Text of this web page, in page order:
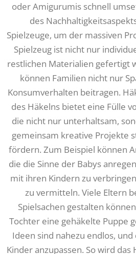
oder Amigurumis schnell
des
Spielzeuge, um der massiven
Spielzeug ist nicht nur
restlichen Materialien gefertigt
können Familien nicht nur
Konsumverhalten beitragen.
des Häkelns bietet eine Fülle
die nicht nur unterhaltsam,
gemeinsam kreative Projekte
fördern. Zum Beispiel können
die die Sinne der Babys
mit ihren Kindern zu
zu vermitteln. Viele Eltern
Spielsachen gestalten
Tochter eine gehäkelte Puppe
Ideen sind nahezu endlos,
Kinder anzupassen. So wird